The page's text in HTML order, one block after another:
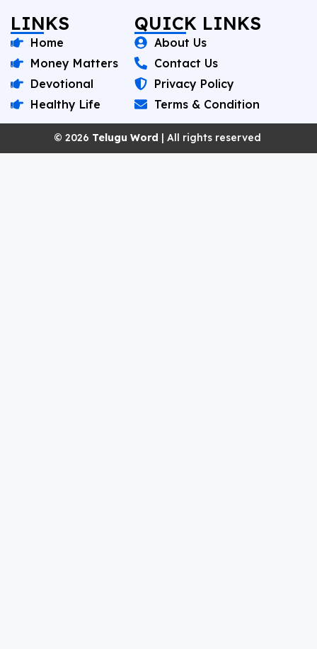
LINKS
Home
Money Matters
Devotional
Healthy Life
QUICK LINKS
About Us
Contact Us
Privacy Policy
Terms & Condition
© 2026 Telugu Word | All rights reserved